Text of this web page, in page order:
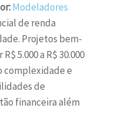
Modeladores
de renda
Projetos bem-
5.000 a R$ 30.000
complexidade e
de
financeira além